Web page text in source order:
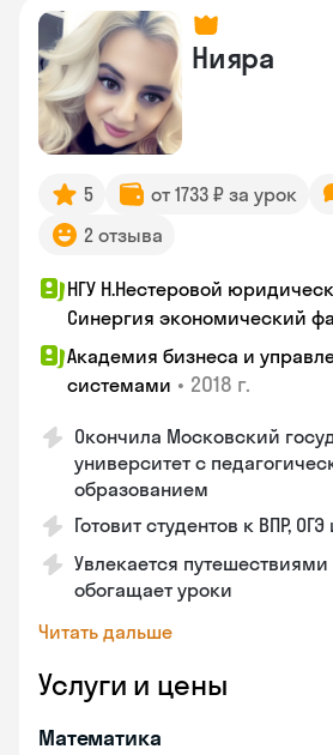
Нияра
5 от 1733 ₽ за урок
2 отзыва
НГУ Н.Нестеровой
Синергия экономический
Академия бизнеса и
системами • 2018 г.
Окончила Московский
университет с
образованием
Готовит студентов к ВПР, ОГЭ
Увлекается
обогащает уроки
Читать дальше
Услуги и цены
Математика